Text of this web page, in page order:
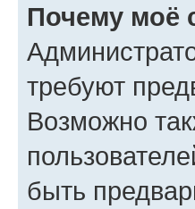
Почему моё
требуют
Возможно
быть